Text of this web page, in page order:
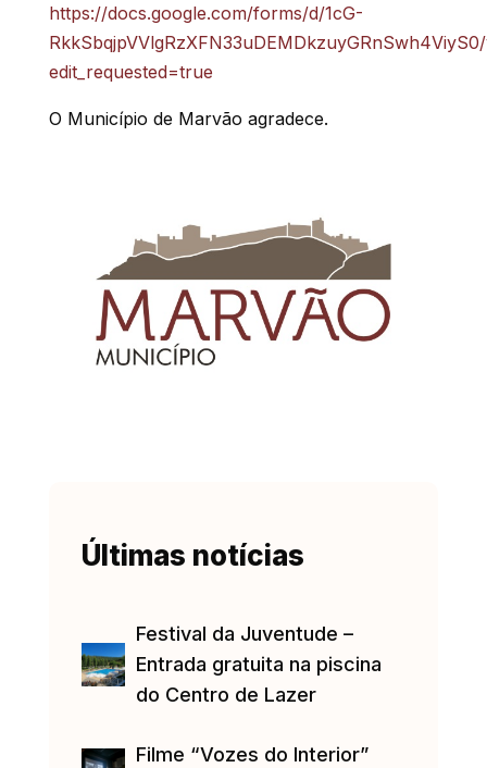
https://docs.google.com/forms/d/1cG-
edit_requested=true
O Município de Marvão agradece.
Últimas notícias
Festival da Juventude –
Entrada gratuita na piscina
do Centro de Lazer
Filme “Vozes do Interior”